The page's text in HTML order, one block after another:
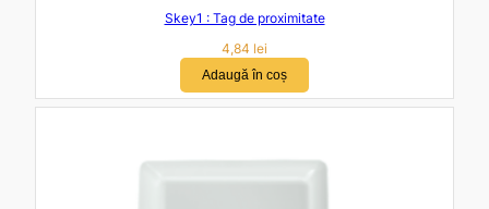
Skey1 : Tag de proximitate
4,84 lei
Adaugă în coș